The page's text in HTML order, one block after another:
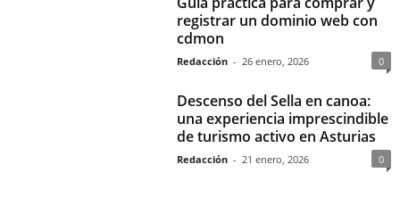
registrar un dominio web con
cdmon
Redacción - 26 enero, 2026 0
Descenso del Sella en canoa:
una experiencia imprescindible
de turismo activo en Asturias
Redacción - 21 enero, 2026 0